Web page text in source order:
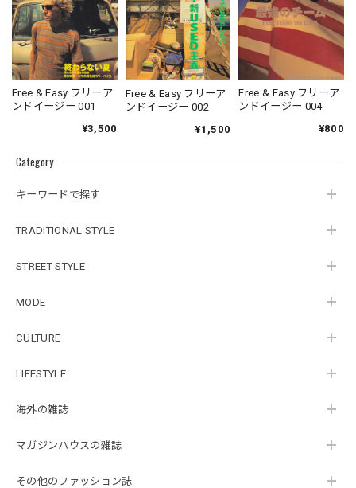
Category
キーワードで探す
TRADITIONAL STYLE
STREET STYLE
MODE
CULTURE
LIFESTYLE
海外の雑誌
マガジンハウスの雑誌
その他のファッション誌
Free & Easy フリーア
ンドイージー 001
¥3,500
Free & Easy フリーア
ンドイージー 002
¥1,500
Free & Easy フリーア
ンドイージー 004
¥800